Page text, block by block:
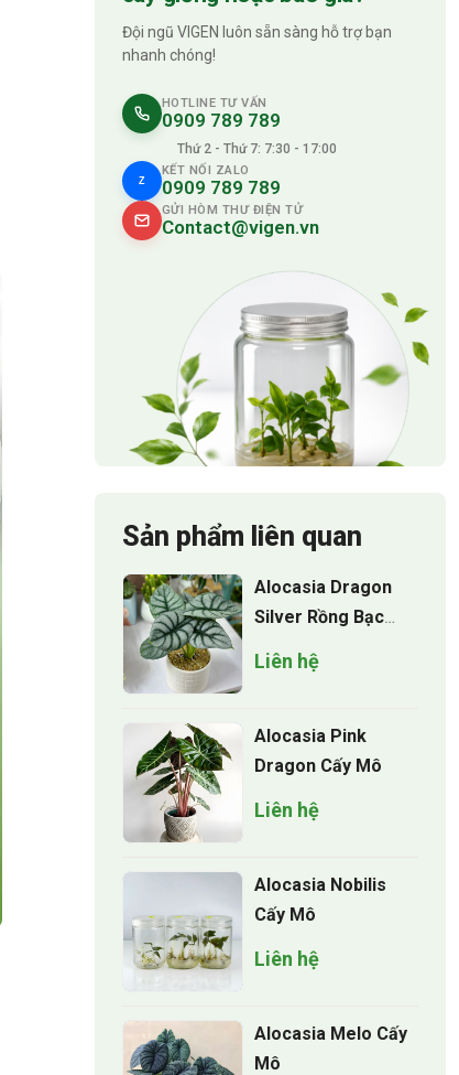
Đội ngũ VIGEN luôn sẵn sàng hỗ trợ bạn
nhanh chóng!
HOTLINE TƯ VẤN
0909 789 789
Thứ 2 - Thứ 7: 7:30 - 17:00
Z
KẾT NỐI ZALO
0909 789 789
GỬI HÒM THƯ ĐIỆN TỬ
Contact@vigen.vn
Sản phẩm liên quan
Alocasia Dragon
Silver Rồng Bạc
Liên hệ
Alocasia Pink
Dragon Cấy Mô
Liên hệ
Alocasia Nobilis
Cấy Mô
Liên hệ
Alocasia Melo Cấy
Mô